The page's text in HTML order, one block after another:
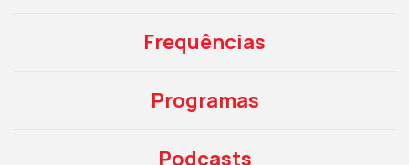
Frequências
Programas
Podcasts